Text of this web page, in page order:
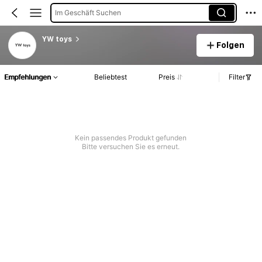
Im Geschäft Suchen
YW toys
Folgen
Empfehlungen Beliebtest Preis Filter
Kein passendes Produkt gefunden
Bitte versuchen Sie es erneut.